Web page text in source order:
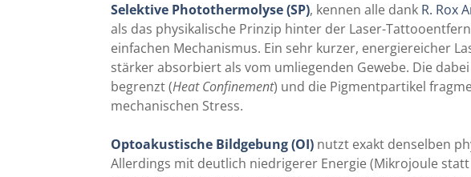
Selektive Photothermolyse (SP), kennen alle dank R. Rox
als das physikalische Prinzip hinter der Laser-
einfachen Mechanismus. Ein sehr kurzer, energiereicher
stärker absorbiert als vom umliegenden Gewebe. Die
begrenzt (Heat Confinement) und die Pigmentpartikel
mechanischen Stress.
Optoakustische Bildgebung (OI) nutzt exakt denselben
Allerdings mit deutlich niedrigerer Energie (Mikrojoule